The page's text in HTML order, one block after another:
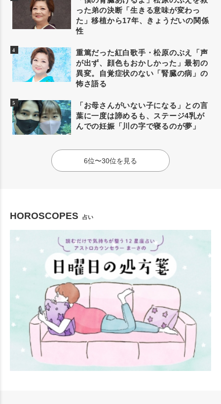
った弟の決断「生きる意味が変わっ
た」移植から17年、きょうだいの関係
性
重篤だった紅白歌手・松原のぶえ「声
が出ず、顔色もおかしかった」最初の
異変。自覚症状のない「腎臓の病」の
怖さ語る
「お母さんがいない子になる」との言
葉に一度は諦めるも、ステージ4乳が
んでの妊娠「川の字で寝るのが夢」
6位〜30位を見る
HOROSCOPES 占い